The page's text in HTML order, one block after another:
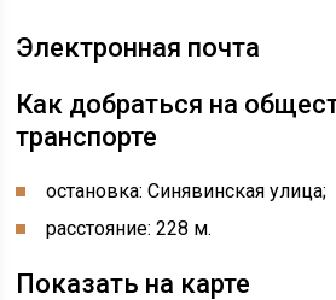
Электронная почта
Как добраться на
транспорте
остановка: Синявинская улица;
расстояние: 228 м.
Показать на карте